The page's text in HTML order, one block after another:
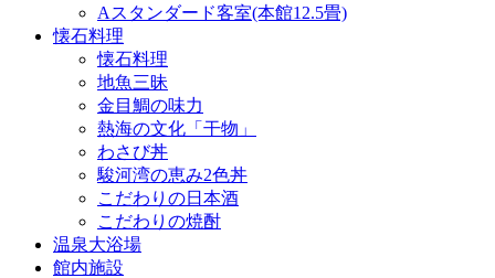
Aスタンダード客室(本館12.5畳)
懐石料理
懐石料理
地魚三昧
金目鯛の味力
熱海の文化「干物」
わさび丼
駿河湾の恵み2色丼
こだわりの日本酒
こだわりの焼酎
温泉大浴場
館内施設